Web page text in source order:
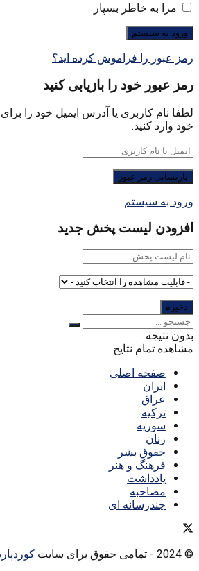
مرا به خاطر بسپار
رمز عبور را فراموش کرده اید؟
رمز عبور خود را بازیابی کنید
لطفا نام کاربری یا آدرس ایمیل خود را
خود وارد کنید.
ورود به سیستم
افزودن لیست پخش جدید
بدون نتیجه
مشاهده تمام نتایج
صفحه اصلی
ایران
عراق
ترکیه
سوریه
زنان
حقوق بشر
فرهنگ و هنر
یادداشت
مصاحبه
چندرسانه ای
© 2024 - تمامی حقوق برای سایت